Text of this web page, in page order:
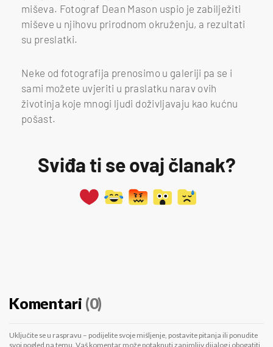
miševa. Fotograf Dean Mason uspio je zabilježiti
miševe u njihovu prirodnom okruženju, a rezultati
su preslatki.
Neke od fotografija prenosimo u galeriji pa se i
sami možete uvjeriti u praslatku narav ovih
životinja koje mnogi ljudi doživljavaju kao kućnu
pošast.
Sviđa ti se ovaj članak?
Komentari (0)
Uključite se u raspravu – podijelite svoje mišljenje, postavite pitanja ili ponudite